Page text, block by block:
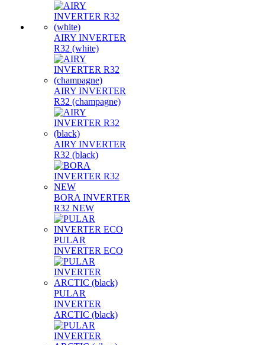
AIRY INVERTER
R32 (white)
AIRY INVERTER
R32 (champagne)
AIRY INVERTER
R32 (black)
BORA INVERTER
R32 NEW
PULAR
INVERTER ECO
PULAR
INVERTER
ARCTIC (black)